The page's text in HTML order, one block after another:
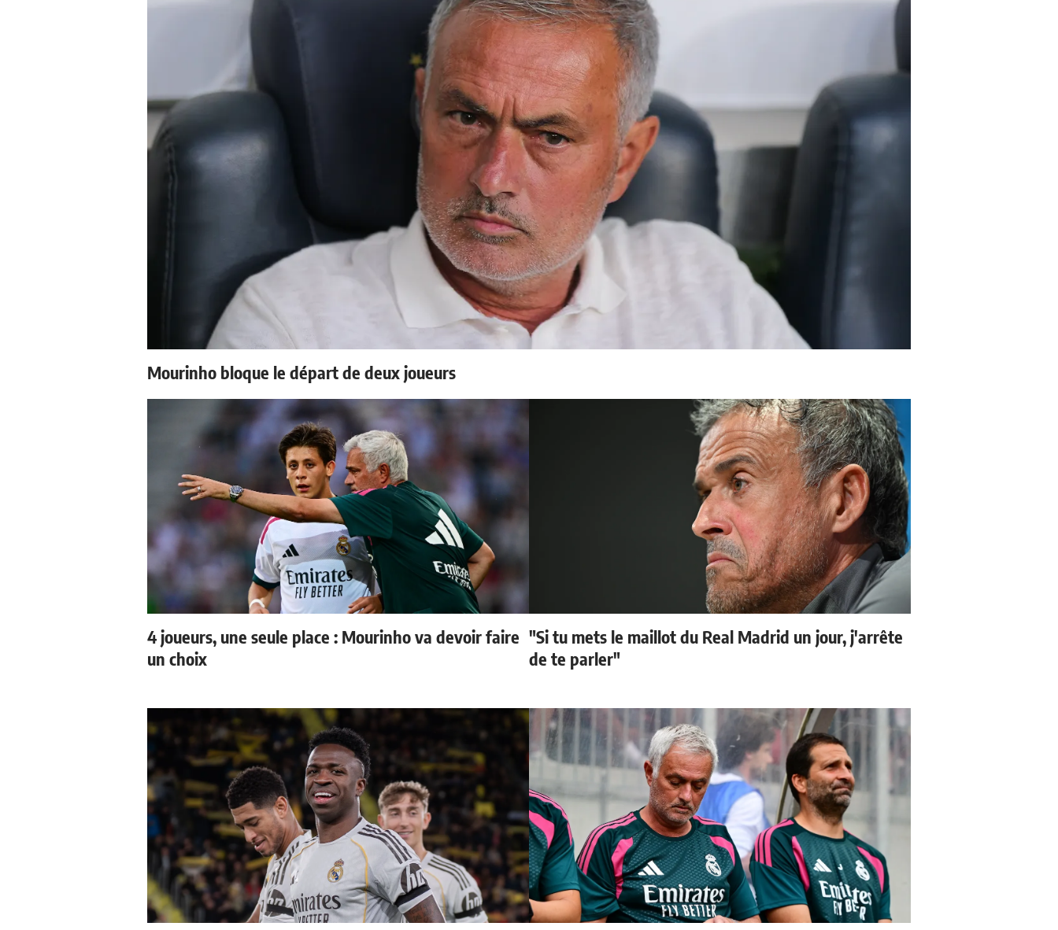
Mourinho bloque le départ de deux joueurs
4 joueurs, une seule place : Mourinho va devoir faire
un choix
"Si tu mets le maillot du Real Madrid un jour, j'arrête
de te parler"